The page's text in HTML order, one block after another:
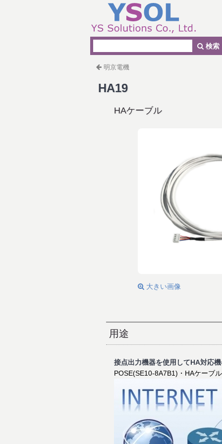
明京電機
HA19
HAケーブル
大きい画像
用途
接点出力機器を使用してHA対応
POSE(SE10-8A7B1)・HAケーブ
検索